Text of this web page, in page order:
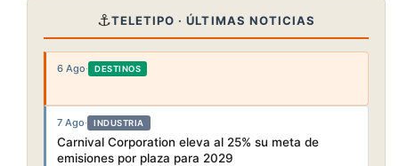
⚓TELETIPO · ÚLTIMAS NOTICIAS
6 Ago· DESTINOS
7 Ago· INDUSTRIA
Carnival Corporation eleva al 25% su meta de
emisiones por plaza para 2029